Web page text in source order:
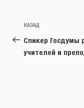
Навигация
по
записям
Предыдущая
запись:
НАЗАД
Спикер Госдумы
учителей и